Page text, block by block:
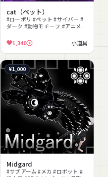
cat（ペット）
#ローポリ #ペット #サイバー #
ダーク #動物モチーフ #アニメー
1,340 小道具
¥1,000
Midgard
#サブアーム #メカ #ロボット #